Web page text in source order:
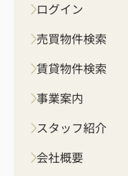
ログイン
売買物件検索
賃貸物件検索
事業案内
スタッフ紹介
会社概要